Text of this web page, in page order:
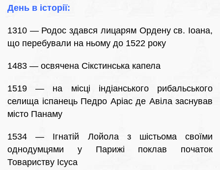
День в історії:
1310 — Родос здався лицарям Ордену св. Іоана,
що перебували на ньому до 1522 року
1483 — освячена Сікстинська капела
1519 — на місці індіанського рибальського
селища іспанець Педро Аріас де Авіла заснував
місто Панаму
1534 — Ігнатій Лойола з шістьома своїми
однодумцями у Парижі поклав початок
Товариству Ісуса